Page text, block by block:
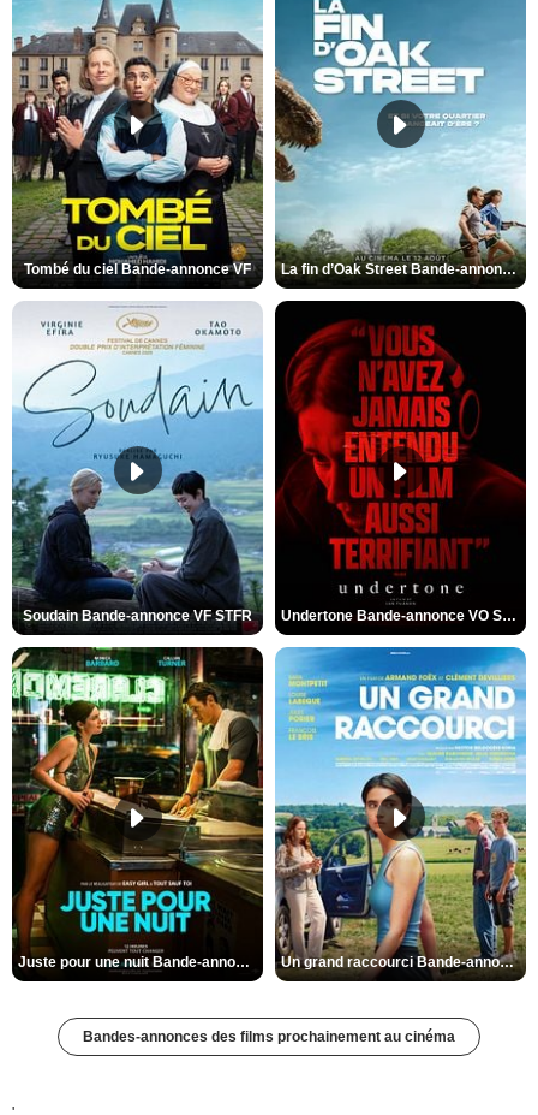
Tombé du ciel Bande-annonce VF La fin d’Oak Street Bande-annonce VO STFR
Soudain Bande-annonce VF STFR Undertone Bande-annonce VO STFR
Juste pour une nuit Bande-annonce VO STFR Un grand raccourci Bande-annonce VF
Bandes-annonces des films prochainement au cinéma